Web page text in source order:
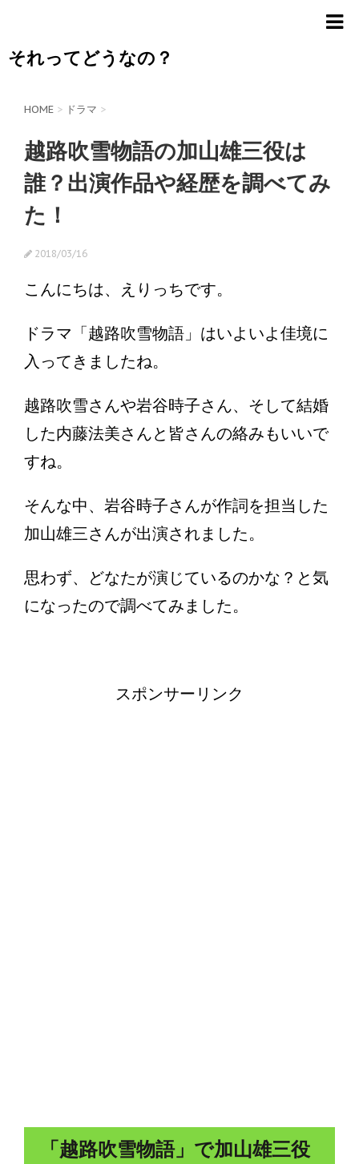
それってどうなの？
HOME > ドラマ >
越路吹雪物語の加山雄三役は
誰？出演作品や経歴を調べてみ
た！
2018/03/16
こんにちは、えりっちです。
ドラマ「越路吹雪物語」はいよいよ佳境に
入ってきましたね。
越路吹雪さんや岩谷時子さん、そして結婚
した内藤法美さんと皆さんの絡みもいいで
すね。
そんな中、岩谷時子さんが作詞を担当した
加山雄三さんが出演されました。
思わず、どなたが演じているのかな？と気
になったので調べてみました。
スポンサーリンク
「越路吹雪物語」で加山雄三役